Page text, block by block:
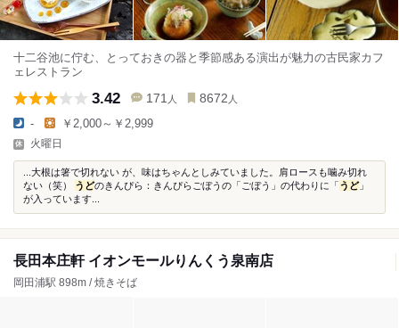
十二谷池に佇む、とっておきの器と季節感ある演出が魅力の古民家カフ
ェレストラン
3.42 171 人 8672 人
- ￥2,000～￥2,999
火曜日
...大根は箸で切れない が、味はちゃんとしみていました。肩ロースも噛み切れ
ない（笑） うどのきんぴら：きんぴらごぼうの「ごぼう」の代わりに「 うど」
が入っています...
長田本庄軒 イオンモールりんくう泉南店
岡田浦駅 898m / 焼きそば